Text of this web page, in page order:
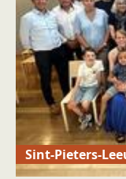
Sint-Pieters-